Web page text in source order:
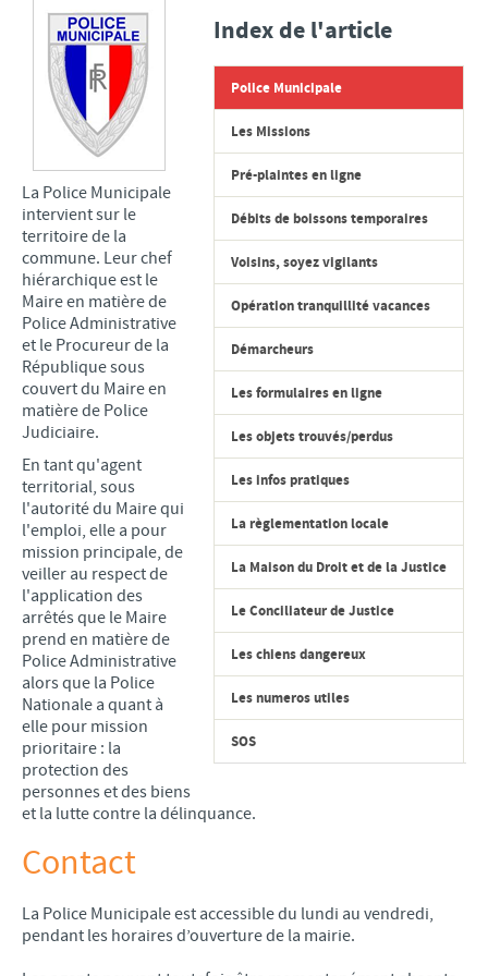
PROPOS DES ÉLUS DE LA MAJORITÉ
PROPOS DES ÉLUS DE L’OPPOSITION
CONSEIL MUNICIPAL JEUNES
ETAT-CIVIL
ELECTIONS
PARTENAIRES DE LA VILLE
CULTURE
MÉDIATHÈQUE
ÉCOLE MUNICIPALE D'ARTS PLASTIQUES
ÉCOLE MUNICIPALE DE MUSIQUE
ACTIVITÉS BIEN-ÊTRE
ÉCOLES/JEUNESSE
ÉCOLE PRIMAIRE
SERVICE MUNICIPAL JEUNESSE
RESTAURANT SCOLAIRE
PAUSE MÉRIDIENNE
GARDERIE PÉRISCOLAIRE
RELAIS PETITE ENFANCE
MULTI-ACCUEIL
CENTRE PERMANENT DU MERCREDI
CENTRE DE LOISIRS PRIMAIRE ET MATERNEL
MAISON DE L'ANIMATION ET DE LA JEUNESSE
SÉJOURS JEUNESSE VACANCES
AUTRES SERVICES
TÉLÉCHARGEMENTS
URBANISME
Révision du PLU : Rapport d'enquête et
Index de l'article
Police Municipale
Les Missions
Pré-plaintes en ligne
Débits de boissons temporaires
Voisins, soyez vigilants
Opération tranquillité vacances
Démarcheurs
Les formulaires en ligne
Les objets trouvés/perdus
Les infos pratiques
La règlementation locale
La Maison du Droit et de la Justice
Le Conciliateur de Justice
Les chiens dangereux
Les numeros utiles
SOS
La Police Municipale
intervient sur le
territoire de la
commune. Leur chef
hiérarchique est le
Maire en matière de
Police Administrative
et le Procureur de la
République sous
couvert du Maire en
matière de Police
Judiciaire.
En tant qu'agent
territorial, sous
l'autorité du Maire qui
l'emploi, elle a pour
mission principale, de
veiller au respect de
l'application des
arrêtés que le Maire
prend en matière de
Police Administrative
alors que la Police
Nationale a quant à
elle pour mission
prioritaire : la
protection des
personnes et des biens
et la lutte contre la délinquance.
Contact
La Police Municipale est accessible du lundi au vendredi,
pendant les horaires d’ouverture de la mairie.